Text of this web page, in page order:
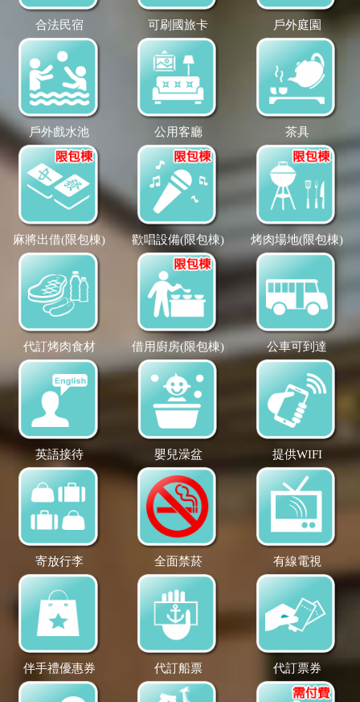
合法民宿 可刷國旅卡 戶外庭園
戶外戲水池 公用客廳 茶具
麻將出借(限包棟) 歡唱設備(限包棟) 烤肉場地(限包棟)
代訂烤肉食材 借用廚房(限包棟) 公車可到達
英語接待 嬰兒澡盆 提供WIFI
寄放行李 全面禁菸 有線電視
伴手禮優惠券 代訂船票 代訂票券